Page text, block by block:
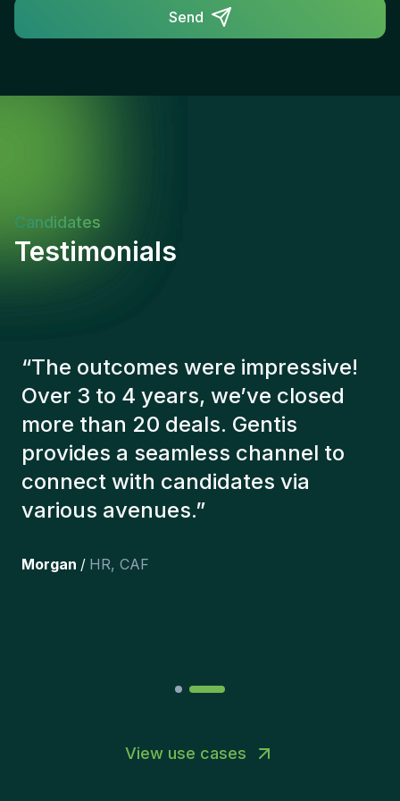
Send
Candidates
Testimonials
“The Gentis consultants have
always taken a number of factors
into account in order to present us
with the right candidates. The
people we've recruited are still
here, and personally I'm very
the team. ”
View use cases